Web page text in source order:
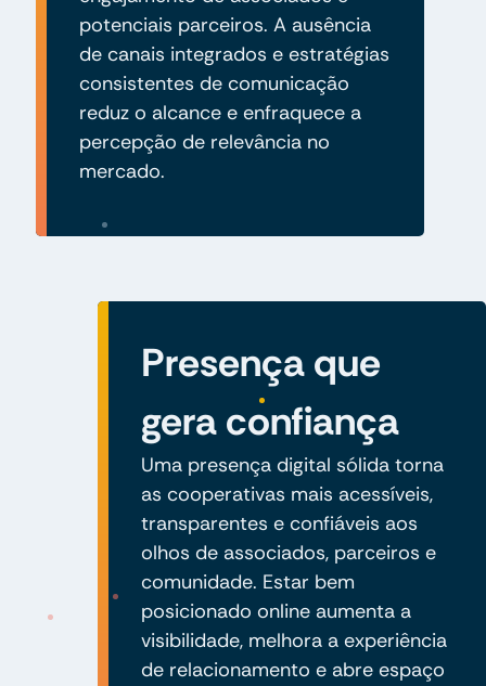
potenciais parceiros. A ausência
de canais integrados e estratégias
consistentes de comunicação
reduz o alcance e enfraquece a
percepção de relevância no
mercado.
Presença que
gera confiança
Uma presença digital sólida torna
as cooperativas mais acessíveis,
transparentes e confiáveis aos
olhos de associados, parceiros e
comunidade. Estar bem
posicionado online aumenta a
visibilidade, melhora a experiência
de relacionamento e abre espaço